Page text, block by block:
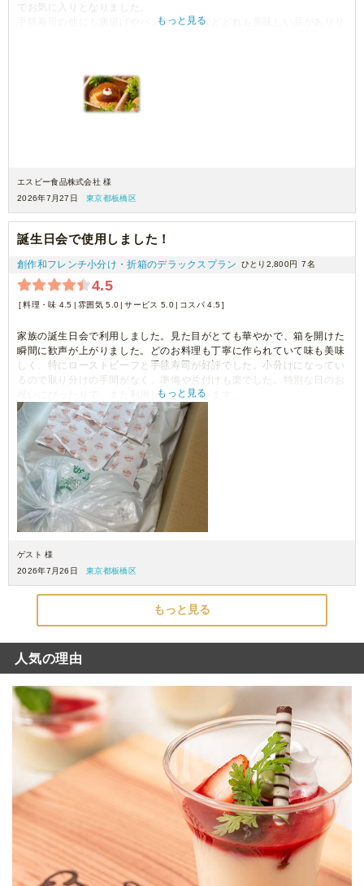
でお気に入りとなりました。
手毬寿司の他にも唐揚げやパンナコッタなどどれも美味しい品がありリ
もっと見る
エスビー食品株式会社 様
2026年7月27日
東京都板橋区
誕生日会で使用しました！
創作和フレンチ小分け・折箱のデラックスプラン ひとり2,800円 7名
4.5
料理・味 4.5 雰囲気 5.0 サービス 5.0 コスパ 4.5
家族の誕生日会で利用しました。見た目がとても華やかで、箱を開けた
瞬間に歓声が上がりました。どのお料理も丁寧に作られていて味も美味
しく、特にローストビーフと手毬寿司が好評でした。小分けになってい
るので取り分けの手間がなく、準備や片付けも楽でした。特別な日のお
祝いにぴったりで、また利用したいと思います。
※ 夏の暑い日にも保冷剤たっぷりで配送されて安心でした。(写真)
もっと見る
ゲスト 様
2026年7月26日
東京都板橋区
もっと見る
人気の理由